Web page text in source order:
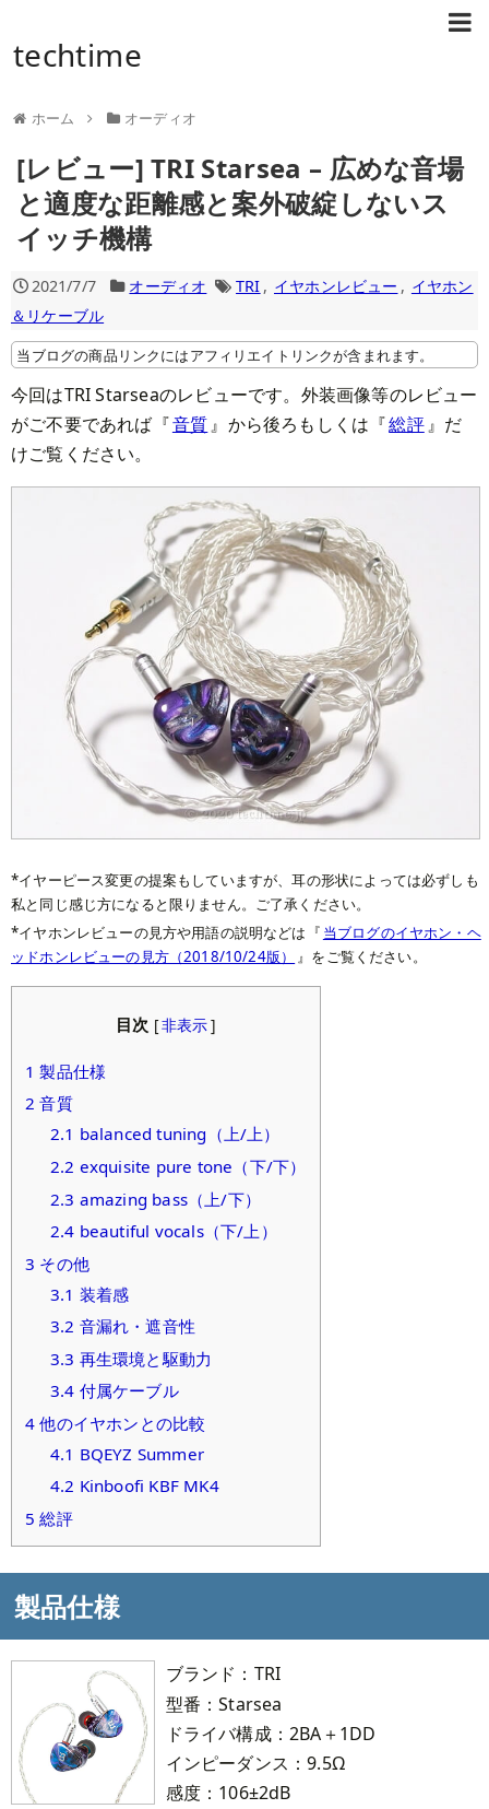
techtime
ホーム オーディオ
[レビュー] TRI Starsea – 広めな音場
と適度な距離感と案外破綻しないス
イッチ機構
2021/7/7 オーディオ TRI , イヤホンレビュー , イヤホン
＆リケーブル
当ブログの商品リンクにはアフィリエイトリンクが含まれます。
今回はTRI Starseaのレビューです。外装画像等のレビュー
がご不要であれば『音質』から後ろもしくは『総評』だ
けご覧ください。
イヤーピース変更の提案もしていますが、耳の形状によっては必ずしも
私と同じ感じ方になると限りません。ご了承ください。
イヤホンレビューの見方や用語の説明などは『 当ブログのイヤホン・ヘ
ッドホンレビューの見方（2018/10/24版）
』をご覧ください。
目次 [非表示]
1 製品仕様
2 音質
2.1 balanced tuning（上/上）
2.2 exquisite pure tone（下/下）
2.3 amazing bass（上/下）
2.4 beautiful vocals（下/上）
3 その他
3.1 装着感
3.2 音漏れ・遮音性
3.3 再生環境と駆動力
3.4 付属ケーブル
4 他のイヤホンとの比較
4.1 BQEYZ Summer
4.2 Kinboofi KBF MK4
5 総評
製品仕様
ブランド：TRI
型番：Starsea
ドライバ構成：2BA＋1DD
インピーダンス：9.5Ω
感度：106±2dB